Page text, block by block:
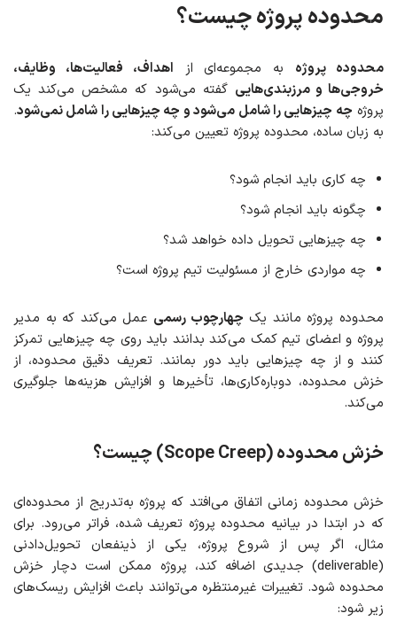
محدوده پروژه چیست؟
محدوده پروژه به مجموعه‌ای از اهداف، فعالیت‌ها، وظایف،
خروجی‌ها و مرزبندی‌هایی گفته می‌شود که مشخص می‌کند یک
پروژه چه چیزهایی را شامل می‌شود و چه چیزهایی را شامل نمی‌شود.
به زبان ساده، محدوده پروژه تعیین می‌کند:
چه کاری باید انجام شود؟
چگونه باید انجام شود؟
چه چیزهایی تحویل داده خواهد شد؟
چه مواردی خارج از مسئولیت تیم پروژه است؟
محدوده پروژه مانند یک چهارچوب رسمی عمل می‌کند که به مدیر
پروژه و اعضای تیم کمک می‌کند بدانند باید روی چه چیزهایی تمرکز
کنند و از چه چیزهایی باید دور بمانند. تعریف دقیق محدوده، از
خزش محدوده، دوباره‌کاری‌ها، تأخیرها و افزایش هزینه‌ها جلوگیری
می‌کند.
خزش محدوده(Scope Creep) چیست؟
خزش محدوده زمانی اتفاق می‌افتد که پروژه به‌تدریج از محدوده‌ای
که در ابتدا در بیانیه محدوده پروژه تعریف شده، فراتر می‌رود. برای
مثال، اگر پس از شروع پروژه، یکی از ذینفعان تحویل‌دادنی
(deliverable) جدیدی اضافه کند، پروژه ممکن است دچار خزش
محدوده شود. تغییرات غیرمنتظره می‌توانند باعث افزایش ریسک‌های
زیر شود: